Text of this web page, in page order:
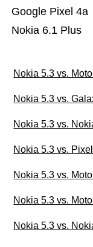
Nokia 6.1 Plus
Google Pixel 4a
Nokia 5.3 vs.
Nokia 5.3 vs.
Nokia 5.3 vs.
Nokia 5.3 vs.
Nokia 5.3 vs.
Nokia 5.3 vs.
Nokia 5.3 vs.